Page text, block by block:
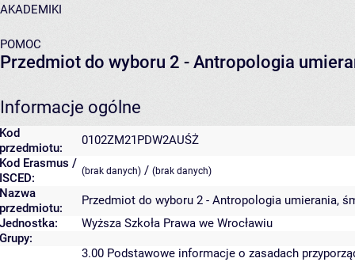
AKADEMIKI
POMOC
Przedmiot do wyboru 2 - Antropologia
Informacje ogólne
Kod
przedmiotu:
0102ZM21PDW2AUŚŻ
Kod Erasmus /
ISCED:
(brak danych) / (brak danych)
Nazwa
przedmiotu:
Przedmiot do wyboru 2 - Antropologia umierania,
Jednostka:
Wyższa Szkoła Prawa we Wrocławiu
Grupy:
3.00 Podstawowe informacje o zasadach